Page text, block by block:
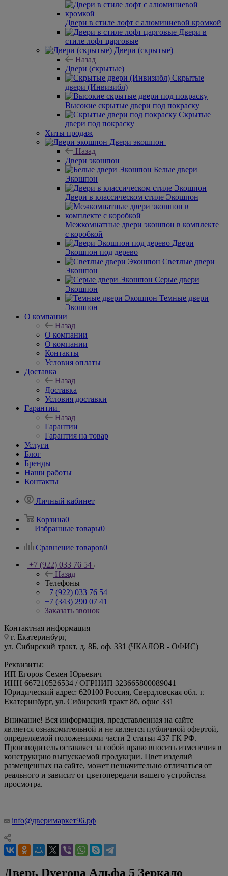
Двери в стиле лофт с алюминиевой кромкой
Двери в
стиле лофт царговые
Двери (скрытые)
Назад
Двери (скрытые)
Скрытые
двери (Инвизибл)
Высокие скрытые двери под покраску
Скрытые
двери под покраску
Хиты продаж
Двери экошпон
Назад
Двери экошпон
Белые двери
Экошпон
Двери в классическом стиле Экошпон
Межкомнатные двери экошпон в комплекте
с коробкой
Двери
Экошпон под дерево
Светлые двери
Экошпон
Серые двери
Экошпон
Темные двери
Экошпон
О компании
Назад
О компании
О компании
Контакты
Условия оплаты
Доставка
Назад
Доставка
Условия доставки
Гарантии
Назад
Гарантии
Гарантия на товар
Услуги
Блог
Бренды
Наши работы
Контакты
Личный кабинет
Корзина0
Избранные товары0
Сравнение товаров0
+7 (922) 033 76 54
Назад
Телефоны
+7 (922) 033 76 54
+7 (343) 290 07 41
Заказать звонок
Контактная информация
г. Екатеринбург,
ул. Сибирский тракт, д. 8Б, оф. 331 (ЧКАЛОВ - ОФИС)
Реквизиты:
ИП Егоров Семен Юрьевич
ИНН 667210526534 / ОГРНИП 323665800089041
Юридический адрес: 620100 Россия, Свердловская обл. г.
Екатеринбург, ул. Сибирский тракт 8б, офис 331
Внимание! Вся информация, представленная на сайте
является ознакомительной и не является публичной офертой,
определяемой положениями части 2 статьи 437 ГК РФ.
Производитель оставляет за собой право вносить изменения в
конструкцию выпускаемой продукции. Цвет изделий
размещенных на сайте, может незначительно отличаться от
реального и зависит от цветопередачи вашего устройства
просмотра.
info@дверимаркет96.рф
Дверь Dverona Альфа 5 Зеркало